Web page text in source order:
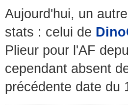
Aujourd'hui, un
stats : celui de
Plieur pour l'AF
cependant absent
précédente date du